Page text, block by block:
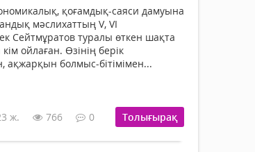
қоғамдық-саяси дамуына
мәслихаттың V, VI
туралы өткен шақта
ойлаған. Өзінің берік
ақжарқын болмыс-бітімімен...
ж. 766 0 Толығырақ